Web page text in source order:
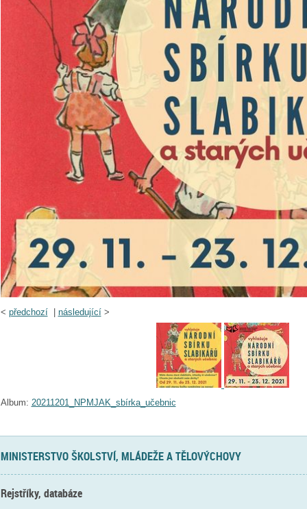
< předchozí| následující>
Album: 20211201_NPMJAK_sbírka_učebnic
MINISTERSTVO ŠKOLSTVÍ, MLÁDEŽE A TĚLOVÝCHOVY
Rejstříky, databáze